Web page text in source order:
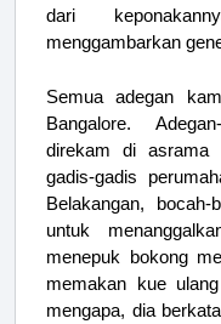
dari
menggambarkan
Semua adegan
Bangalore.
direkam di asrama
gadis-gadis
Belakangan,
untuk
menepuk bokong
memakan kue
mengapa, dia